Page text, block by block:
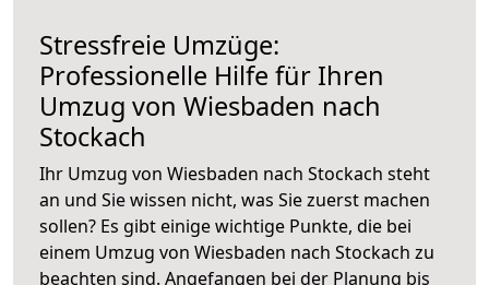
Stressfreie Umzüge:
Professionelle Hilfe für Ihren
Umzug von Wiesbaden nach
Stockach
Ihr Umzug von Wiesbaden nach Stockach steht
an und Sie wissen nicht, was Sie zuerst machen
sollen? Es gibt einige wichtige Punkte, die bei
einem Umzug von Wiesbaden nach Stockach zu
beachten sind. Angefangen bei der Planung bis